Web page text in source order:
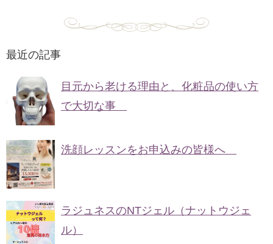
最近の記事
目元から老ける理由と、化粧品の使い方
で大切な事
洗顔レッスンをお申込みの皆様へ
ラジュネスのNTジェル（ナットウジェ
ル）